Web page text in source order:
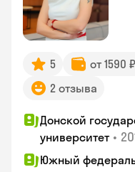
5 от 1590
2 отзыва
Донской
университет •
Южный